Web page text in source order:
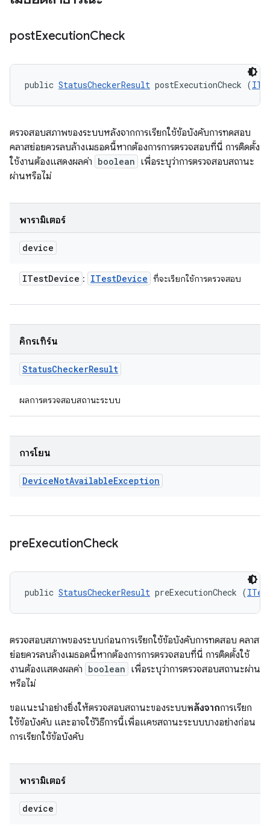
postExecutionCheck
public StatusCheckerResult postExecutionCheck (
ตรวจสอบสภาพของระบบหลังจากการเรียกใช้ข้อบังคับการทดสอบ
คลาสย่อยควรลบล้างเมธอดนี้หากต้องการการตรวจสอบที่นี่ การติดตั้ง
ใช้งานต้องแสดงผลค่า boolean เพื่อระบุว่าการตรวจสอบสถานะ
ผ่านหรือไม่
พารามิเตอร์
device
ITestDevice : ITestDevice ที่จะเรียกใช้การตรวจสอบ
คิกรีเทิร์น
StatusCheckerResult
ผลการตรวจสอบสถานะระบบ
การโยน
DeviceNotAvailableException
preExecutionCheck
public StatusCheckerResult preExecutionCheck (
ตรวจสอบสภาพของระบบก่อนการเรียกใช้ข้อบังคับการทดสอบ คลาส
ย่อยควรลบล้างเมธอดนี้หากต้องการการตรวจสอบที่นี่ การติดตั้งใช้
งานต้องแสดงผลค่า boolean เพื่อระบุว่าการตรวจสอบสถานะผ่าน
หรือไม่
ขอแนะนําอย่างยิ่งให้ตรวจสอบสถานะของระบบหลังจากการเรียก
ใช้ข้อบังคับ และอาจใช้วิธีการนี้เพื่อแคชสถานะระบบบางอย่างก่อน
การเรียกใช้ข้อบังคับ
พารามิเตอร์
device